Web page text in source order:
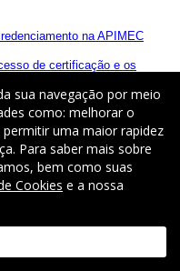
Todos os direitos reservados.
sua navegação por meio
como: melhorar o
uma maior rapidez
Para saber mais sobre
bem como suas
Cookies e a nossa